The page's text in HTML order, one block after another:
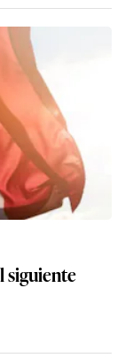
siguiente